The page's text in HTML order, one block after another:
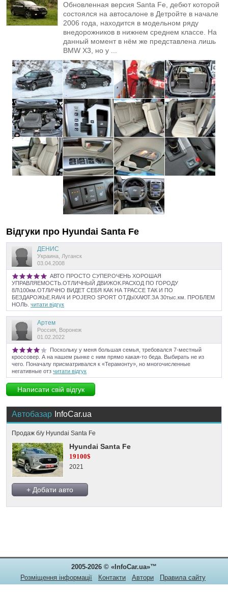
Обновленная версия Santa Fe, дебют которой
состоялся на автосалоне в Детройте в начале
2006 года, находится в модельном ряду
внедорожников в нижнем среднем классе. На
данный момент в нём же представлена лишь
BMW X3, но у ...
Відгуки про Hyundai Santa Fe
ДЕНИС
Украина, Луганск
03.04.2008
АВТО ПРОСТО СУПЕР.ОЧЕНЬ ХОРОШАЯ
УПРАВЛЯЕМОСТЬ.ОТЛИЧНЫЙ ДВИЖОК.РАСХОД ПО ГОРОДУ
8Л\100км.ОТЛИЧНО ВИДЕТ СЕБЯ КАК НА ТРАССЕ ТАК И ПО
БЕЗДАРОЖЬЕ.RAV4 И POJERO SPORT ОТДЫХАЮТ.ЗА 30тыс.км. ПРОБЛЕМ
НОЛЬ. читати відгук
Артем
Россия, Воронеж
01.02.2022
Поскольку у меня большая семья, требовался 7-местный
кроссовер. А на нашем рынке с ним прямо какая-то беда. Выбирать не из
чего. Поначалу присматривался к «Терамонту», но многочисленные
негативные отз читати відгук
Написати свій відгук
Автобазар InfoCar.ua
Продаж б/у Hyundai Santa Fe
Hyundai Santa Fe
19100$
2021
+ Добати авто
2005-2026 © «InfoCar.ua»™
Розміщення інформації
Контакти Автори
Правила сайту